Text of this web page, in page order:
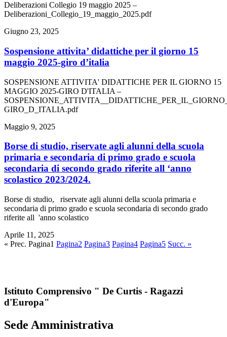
Deliberazioni Collegio 19 maggio 2025 –
Deliberazioni_Collegio_19_maggio_2025.pdf
Giugno 23, 2025
sospensione attivita’ didattiche per il giorno 15
maggio 2025-giro d’italia
SOSPENSIONE ATTIVITA' DIDATTICHE PER IL GIORNO 15
MAGGIO 2025-GIRO D'ITALIA –
GIRO_D_ITALIA.pdf
Maggio 9, 2025
borse di studio, riservate agli alunni della scuola
primaria e secondaria di primo grado e scuola
secondaria di secondo grado riferite all ‘anno
scolastico 2023/2024.
Borse di studio, riservate agli alunni della scuola primaria e
secondaria di primo grado e scuola secondaria di secondo grado
riferite all 'anno scolastico
Aprile 11, 2025
« Prec. Pagina1 Pagina2 Pagina3 Pagina4 Pagina5 Succ. »
Istituto Comprensivo " De Curtis - Ragazzi
d'Europa"
Sede Amministrativa